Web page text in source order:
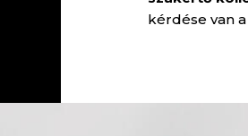
kérdése van